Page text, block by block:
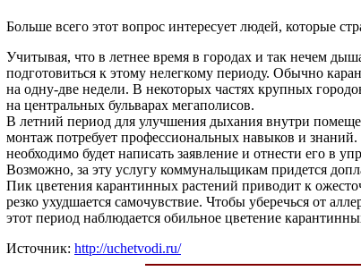
Больше всего этот вопрос интересует людей, которые
Учитывая, что в летнее время в городах и так нечем
подготовиться к этому нелегкому периоду. Обычно
на одну-две недели. В некоторых частях крупных
на центральных бульварах мегаполисов.
В летний период для улучшения дыхания внутри
монтаж потребует профессиональных навыков и
необходимо будет написать заявление и отнести его в
Возможно, за эту услугу коммунальщикам придется
Пик цветения карантинных растений приводит к
резко ухудшается самочувствие. Чтобы уберечься от
этот период наблюдается обильное цветение
Источник: http://uchetvodi.ru/